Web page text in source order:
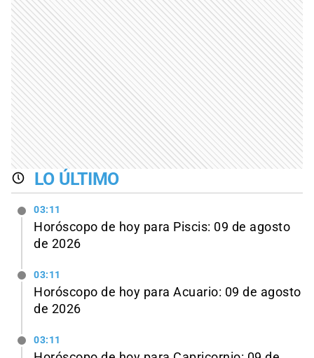
LO ÚLTIMO
03:11
Horóscopo de hoy para Piscis: 09 de agosto
de 2026
03:11
Horóscopo de hoy para Acuario: 09 de agosto
de 2026
03:11